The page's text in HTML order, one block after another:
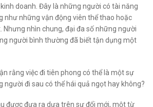
doanh. Đây là những người có tài năng
như những vận động viên thể thao hoặc
Nhưng nhìn chung, đại đa số những người
người bình thường đã biết tận dụng một
rằng việc đi tiên phong có thể là một sự
người đi sau có thể hái quả ngọt hay không?
được đưa ra dựa trên sự đổi mới, một từ